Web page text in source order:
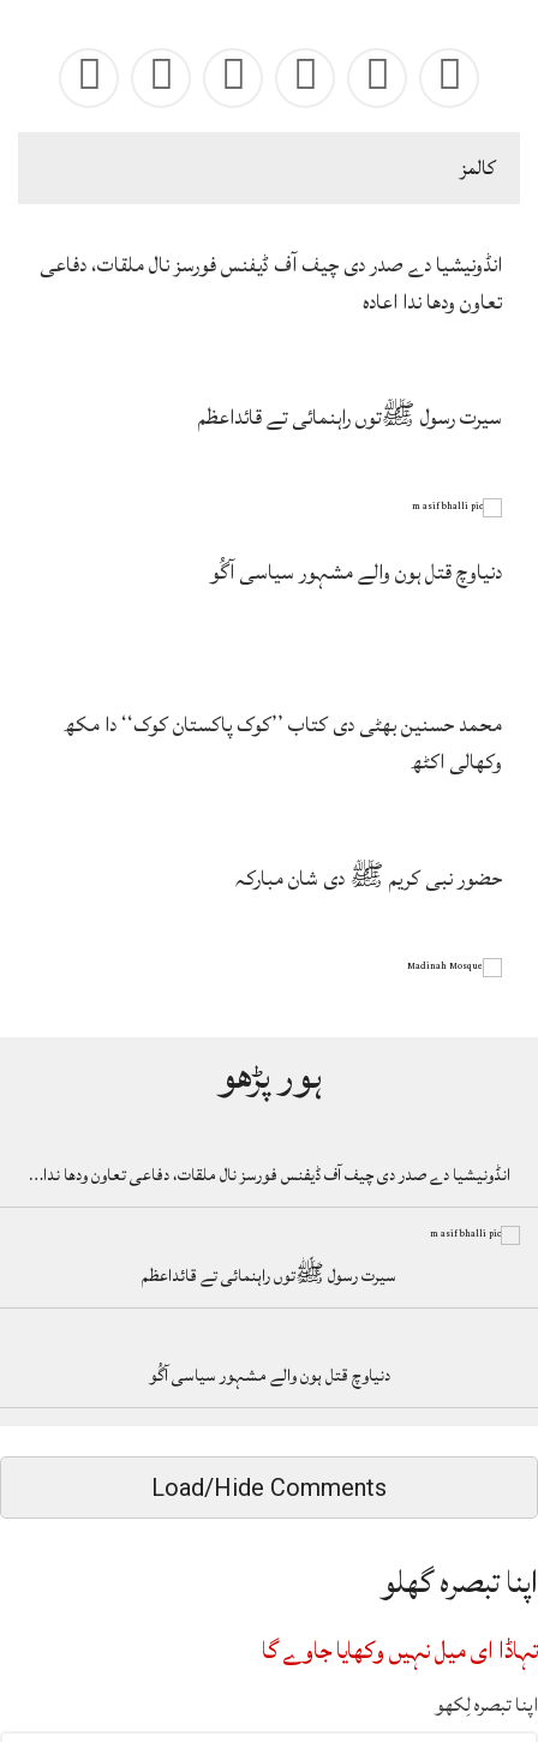
كالمز
انڈونیشیا دے صدر دی چیف آف ڈیفنس فورسز نال ملقات، دفاعی
تعاون ودھا ندا اعادہ
سیرت رسول ﷺتوں راہنمائی تے قائداعظم
دنیاوچ قتل ہون والے مشہور سیاسی آگُو
محمد حسنین بھٹی دی کتاب ’’کوک پاکستان کوک‘‘ دا مکھ
وکھالی اکٹھ
حضور نبی کریم ﷺ دی شان مبارکہ
ہور پڑھو
انڈونیشیا دے صدر دی چیف آف ڈیفنس فورسز نال ملقات، دفاعی تعاون ودھا ندا…
سیرت رسول ﷺتوں راہنمائی تے قائداعظم
دنیاوچ قتل ہون والے مشہور سیاسی آگُو
Load/Hide Comments
اپنا تبصرہ گھلو
تہاڈا ای میل نہیں وکھایا جاوے گا
اپنا تبصرہ لِکھو